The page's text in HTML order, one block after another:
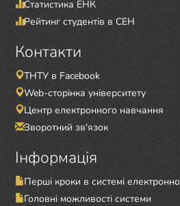
Статистика ЕНК
Рейтинг студентів в СЕН
Контакти
ТНТУ в Facebook
Web-сторінка університету
Центр електронного навчання
Зворотний зв'язок
Інформація
Перші кроки в системі
Головні можливості системи